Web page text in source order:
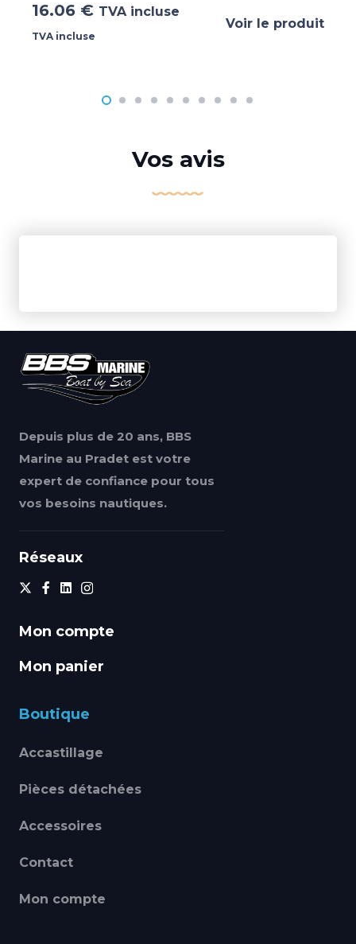
16.06 € TVA incluse
TVA incluse
Voir le produit
Vos avis
Depuis plus de 20 ans, BBS
Marine au Pradet est votre
expert de confiance pour tous
vos besoins nautiques.
Réseaux
Mon compte
Mon panier
Boutique
Accastillage
Pièces détachées
Accessoires
Contact
Mon compte